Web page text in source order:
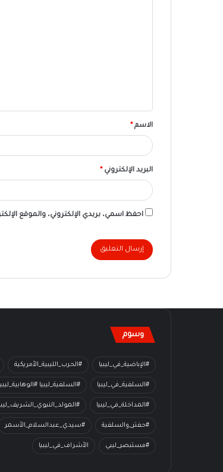
ق
الاسم *
البريد الإلكتروني *
احفظ اسمي، بريدي الإلكتروني، والموقع
وسوم
#الإباضية_في_ليبيا #الحرب_الليبية_الأمريكية
#السلفية_في_ليبيا #السلفية_ليبيا
#المداخلة_في_ليبيا
#حفتر_والسلفية #سيدي_عبدالسلام_الأسمر
#مستبصر_ليبي الأشراف_في_ليبيا